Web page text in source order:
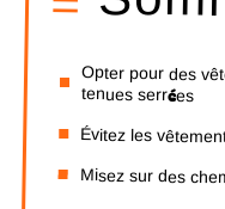
Opter pour des
tenues serrées
Évitez les
Misez sur des